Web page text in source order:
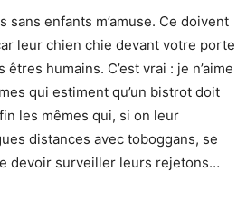
sans enfants m’amuse. Ce doivent
leur chien chie devant votre porte
humains. C’est vrai : je n’aime
qui estiment qu’un bistrot doit
les mêmes qui, si on leur
distances avec toboggans, se
devoir surveiller leurs rejetons…